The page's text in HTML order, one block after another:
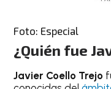
Foto: Especial
¿Quién fue
Javier Coello Trejo